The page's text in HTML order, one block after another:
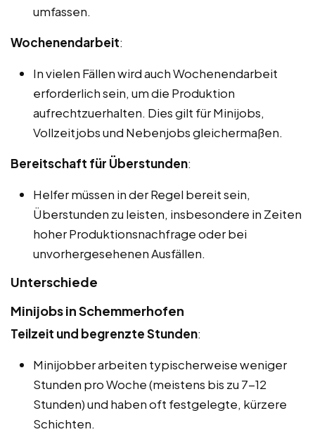
umfassen.
Wochenendarbeit:
In vielen Fällen wird auch Wochenendarbeit
erforderlich sein, um die Produktion
aufrechtzuerhalten. Dies gilt für Minijobs,
Vollzeitjobs und Nebenjobs gleichermaßen.
Bereitschaft für Überstunden:
Helfer müssen in der Regel bereit sein,
Überstunden zu leisten, insbesondere in Zeiten
hoher Produktionsnachfrage oder bei
unvorhergesehenen Ausfällen.
Unterschiede
Minijobs in Schemmerhofen
Teilzeit und begrenzte Stunden:
Minijobber arbeiten typischerweise weniger
Stunden pro Woche (meistens bis zu 7-12
Stunden) und haben oft festgelegte, kürzere
Schichten.